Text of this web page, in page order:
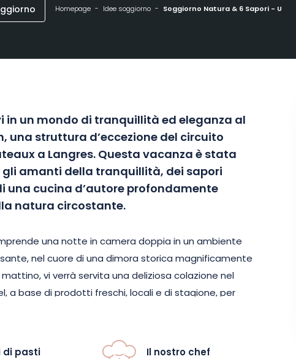
Homepage Idee soggiorno Soggiorno Natura & 6 Sapori - Un'esperienza da stella Michelin al Clos Vauban
in un mondo di tranquillità ed eleganza al
una struttura d’eccezione del circuito
a Langres. Questa vacanza è stata
amanti della tranquillità, dei sapori
una cucina d’autore profondamente
natura circostante.
una notte in camera doppia in un ambiente
nel cuore di una dimora storica magnificamente
vi verrà servita una deliziosa colazione nel
a base di prodotti freschi, locali e di stagione, per
con dolcezza.
di questa esperienza è una cena per due al ristorante
di pasti Il nostro chef